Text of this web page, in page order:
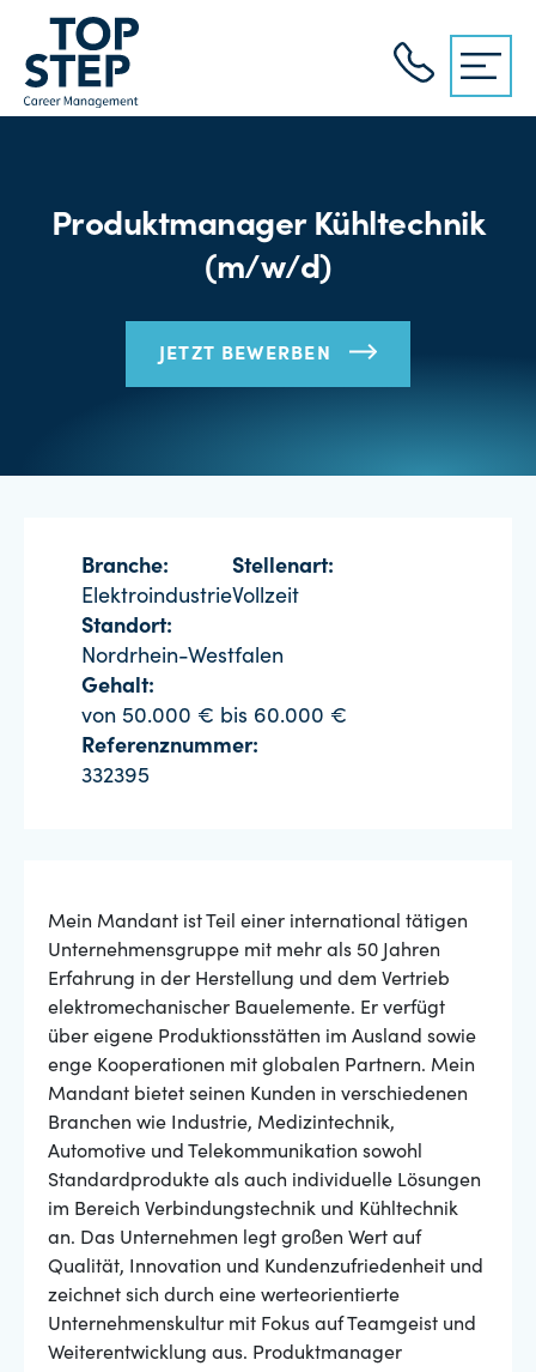
Produktmanager Kühltechnik
(m/w/d)
JETZT BEWERBEN
Branche:
Elektroindustrie
Stellenart:
Vollzeit
Standort:
Nordrhein-Westfalen
Gehalt:
von 50.000 € bis 60.000 €
Referenznummer:
332395
Mein Mandant ist Teil einer international tätigen
Unternehmensgruppe mit mehr als 50 Jahren
Erfahrung in der Herstellung und dem Vertrieb
elektromechanischer Bauelemente. Er verfügt
über eigene Produktionsstätten im Ausland sowie
enge Kooperationen mit globalen Partnern. Mein
Mandant bietet seinen Kunden in verschiedenen
Branchen wie Industrie, Medizintechnik,
Automotive und Telekommunikation sowohl
Standardprodukte als auch individuelle Lösungen
im Bereich Verbindungstechnik und Kühltechnik
an. Das Unternehmen legt großen Wert auf
Qualität, Innovation und Kundenzufriedenheit und
zeichnet sich durch eine werteorientierte
Unternehmenskultur mit Fokus auf Teamgeist und
Weiterentwicklung aus. Produktmanager